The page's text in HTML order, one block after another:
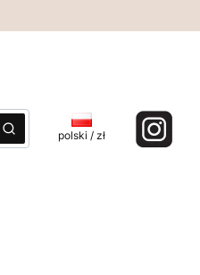
Szukaj polski / zł